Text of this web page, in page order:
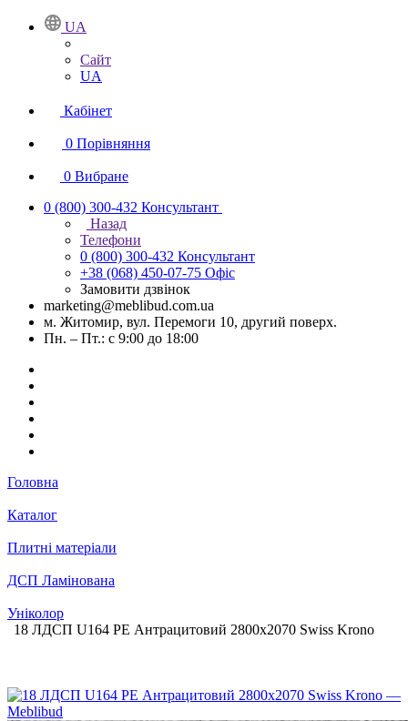
UA
Сайт
UA
Кабінет
0 Порівняння
0 Вибране
0 (800) 300-432 Консультант
Назад
Телефони
0 (800) 300-432 Консультант
+38 (068) 450-07-75 Офіс
Замовити дзвінок
marketing@meblibud.com.ua
м. Житомир, вул. Перемоги 10, другий поверх.
Пн. – Пт.: с 9:00 до 18:00
Головна
Каталог
Плитні матеріали
ДСП Ламінована
Уніколор
18 ЛДСП U164 РЕ Антрацитовий 2800х2070 Swiss Krono